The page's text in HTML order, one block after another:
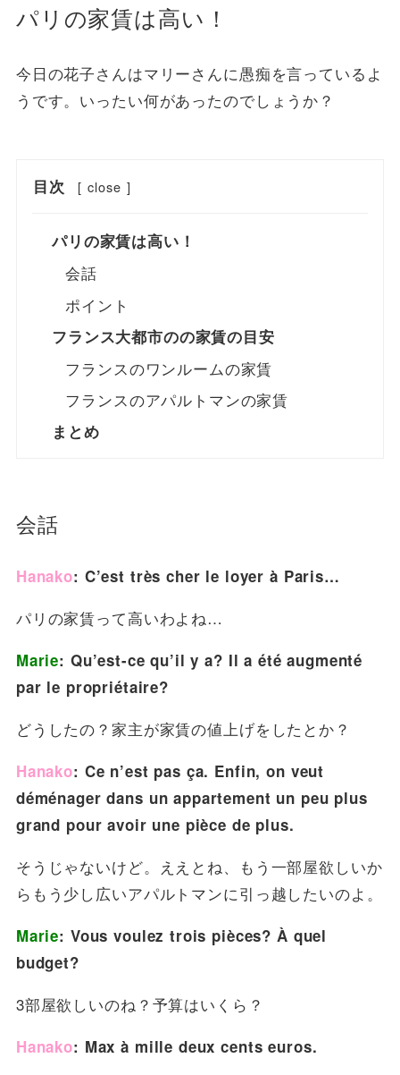
パリの家賃は高い！
今日の花子さんはマリーさんに愚痴を言っているよ
うです。いったい何があったのでしょうか？
目次 [ close ]
パリの家賃は高い！
会話
ポイント
フランス大都市のの家賃の目安
フランスのワンルームの家賃
フランスのアパルトマンの家賃
まとめ
会話
Hanako: C’est très cher le loyer à Paris…
パリの家賃って高いわよね…
Marie: Qu’est-ce qu’il y a? Il a été augmenté
par le propriétaire?
どうしたの？家主が家賃の値上げをしたとか？
Hanako: Ce n’est pas ça. Enfin, on veut
déménager dans un appartement un peu plus
grand pour avoir une pièce de plus.
そうじゃないけど。ええとね、もう一部屋欲しいか
らもう少し広いアパルトマンに引っ越したいのよ。
Marie: Vous voulez trois pièces? À quel
budget?
3部屋欲しいのね？予算はいくら？
Hanako: Max à mille deux cents euros.